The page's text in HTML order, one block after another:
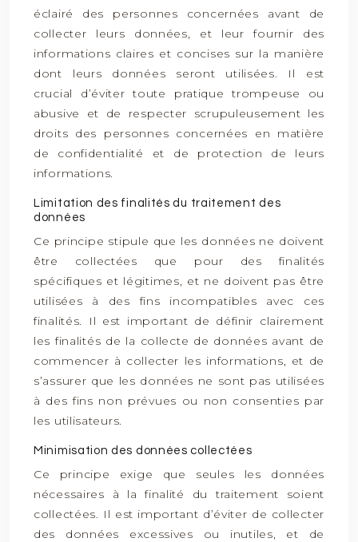
éclairé des personnes concernées avant de
collecter leurs données, et leur fournir des
informations claires et concises sur la manière
dont leurs données seront utilisées. Il est
crucial d’éviter toute pratique trompeuse ou
abusive et de respecter scrupuleusement les
droits des personnes concernées en matière
de confidentialité et de protection de leurs
informations.
Limitation des finalités du traitement des
données
Ce principe stipule que les données ne doivent
être collectées que pour des finalités
spécifiques et légitimes, et ne doivent pas être
utilisées à des fins incompatibles avec ces
finalités. Il est important de définir clairement
les finalités de la collecte de données avant de
commencer à collecter les informations, et de
s’assurer que les données ne sont pas utilisées
à des fins non prévues ou non consenties par
les utilisateurs.
Minimisation des données collectées
Ce principe exige que seules les données
nécessaires à la finalité du traitement soient
collectées. Il est important d’éviter de collecter
des données excessives ou inutiles, et de